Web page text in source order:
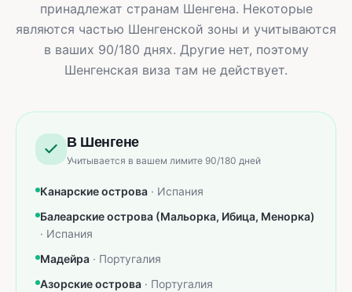
принадлежат странам Шенгена. Некоторые
являются частью Шенгенской зоны и учитываются
в ваших 90/180 днях. Другие нет, поэтому
Шенгенская виза там не действует.
В Шенгене
Учитывается в вашем лимите 90/180 дней
Канарские острова · Испания
Балеарские острова (Мальорка, Ибица, Менорка)
· Испания
Мадейра · Португалия
Азорские острова · Португалия